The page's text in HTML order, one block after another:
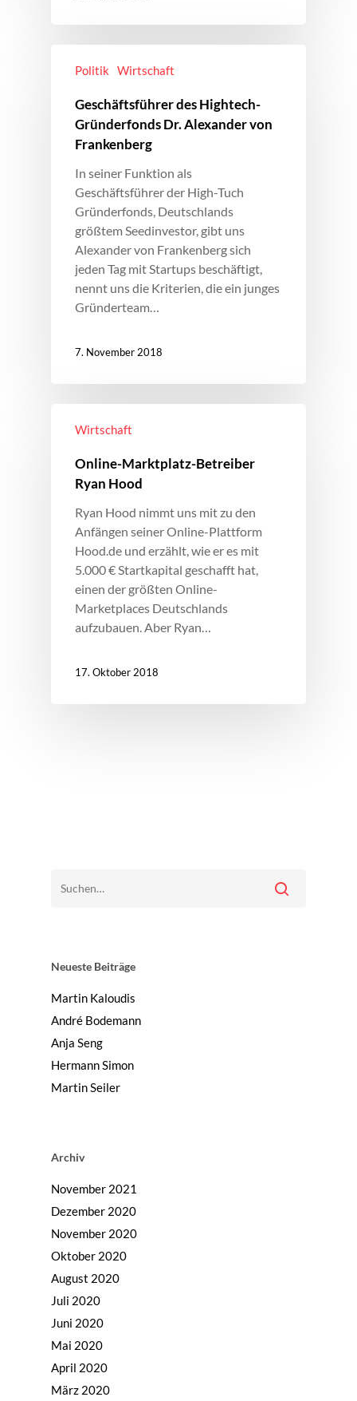
Politik Wirtschaft
Geschäftsführer des Hightech-
Gründerfonds Dr. Alexander von
Frankenberg
In seiner Funktion als
Geschäftsführer der High-Tuch
Gründerfonds, Deutschlands
größtem Seedinvestor, gibt uns
Alexander von Frankenberg sich
jeden Tag mit Startups beschäftigt,
nennt uns die Kriterien, die ein junges
Gründerteam…
7. November 2018
Wirtschaft
Online-Marktplatz-Betreiber
Ryan Hood
Ryan Hood nimmt uns mit zu den
Anfängen seiner Online-Plattform
Hood.de und erzählt, wie er es mit
5.000 € Startkapital geschafft hat,
einen der größten Online-
Marketplaces Deutschlands
aufzubauen. Aber Ryan…
17. Oktober 2018
Neueste Beiträge
Martin Kaloudis
André Bodemann
Anja Seng
Hermann Simon
Martin Seiler
Archiv
November 2021
Dezember 2020
November 2020
Oktober 2020
August 2020
Juli 2020
Juni 2020
Mai 2020
April 2020
März 2020